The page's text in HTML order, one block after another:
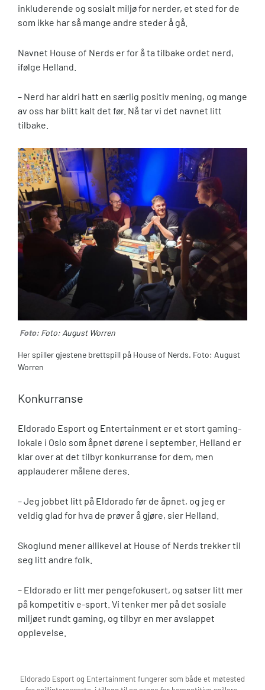
inkluderende og sosialt miljø for nerder, et sted for de
som ikke har så mange andre steder å gå.
Navnet House of Nerds er for å ta tilbake ordet nerd,
ifølge Helland.
– Nerd har aldri hatt en særlig positiv mening, og mange
av oss har blitt kalt det før. Nå tar vi det navnet litt
tilbake.
Foto: Foto: August Worren
Her spiller gjestene brettspill på House of Nerds. Foto: August
Worren
Konkurranse
Eldorado Esport og Entertainment er et stort gaming-
lokale i Oslo som åpnet dørene i september. Helland er
klar over at det tilbyr konkurranse for dem, men
applauderer målene deres.
– Jeg jobbet litt på Eldorado før de åpnet, og jeg er
veldig glad for hva de prøver å gjøre, sier Helland.
Skoglund mener allikevel at House of Nerds trekker til
seg litt andre folk.
– Eldorado er litt mer pengefokusert, og satser litt mer
på kompetitiv e-sport. Vi tenker mer på det sosiale
miljøet rundt gaming, og tilbyr en mer avslappet
opplevelse.
Eldorado Esport og Entertainment fungerer som både et møtested